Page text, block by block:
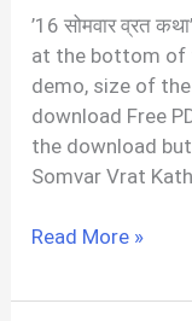
PDF
’16 सोमवार व्रत
at the bottom of
demo, size of the
download Free
the download
Somvar Vrat
सोलह
व्रत
Read More »